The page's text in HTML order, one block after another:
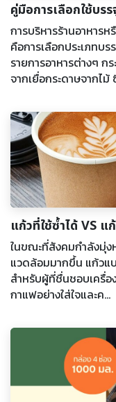
คู่มือการเลือกใช้บร
การบริหารร้านอาหาร
คือการเลือกประเภทบ
รายการอาหารต่างๆ
จากเยื่อกระดาษจากไม้
แก้วที่ใช้ซ้ำได้ VS
ในขณะที่สังคมกำลังมุ่
แวดล้อมมากขึ้น แก้วแ
สำหรับผู้ที่ชื่นชอบเครื่
กาแฟอย่างใส่ใจและค...